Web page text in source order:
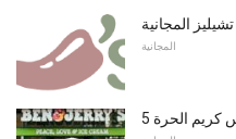
المجانية
المجانية
كريم الحرة